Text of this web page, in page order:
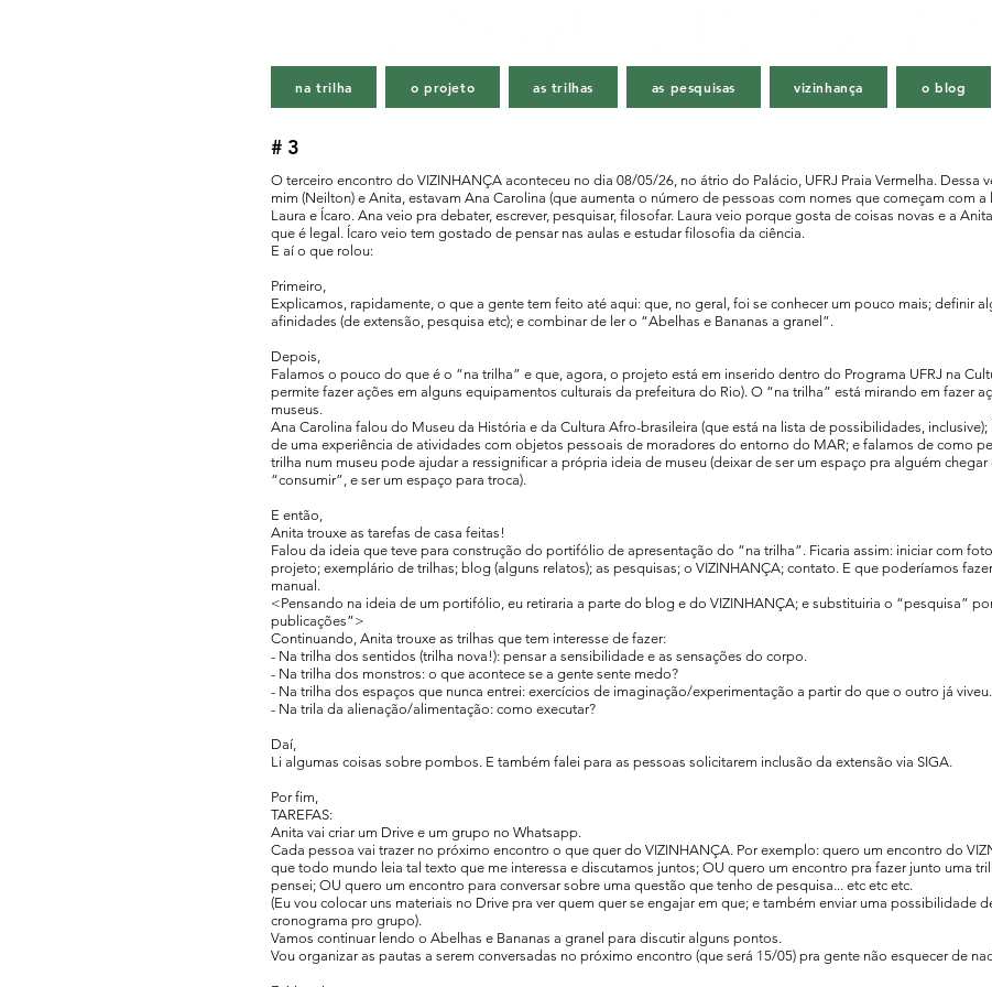
na trilha o projeto as trilhas as pesquisas vizinhança o blog
#3
O terceiro encontro do VIZINHANÇA aconteceu no dia 08/05/26, no átrio do Palácio, UFRJ Praia Vermelha. Dessa
mim (Neilton) e Anita, estavam Ana Carolina (que aumenta o número de pessoas com nomes que começam com a
Laura e Ícaro. Ana veio pra debater, escrever, pesquisar, filosofar. Laura veio porque gosta de coisas novas e a
que é legal. Ícaro veio tem gostado de pensar nas aulas e estudar filosofia da ciência.
E aí o que rolou:
Primeiro,
Explicamos, rapidamente, o que a gente tem feito até aqui: que, no geral, foi se conhecer um pouco mais; definir
afinidades (de extensão, pesquisa etc); e combinar de ler o “Abelhas e Bananas a granel”.
Depois,
Falamos o pouco do que é o “na trilha” e que, agora, o projeto está em inserido dentro do Programa UFRJ na
permite fazer ações em alguns equipamentos culturais da prefeitura do Rio). O “na trilha” está mirando em fazer
museus.
Ana Carolina falou do Museu da História e da Cultura Afro-brasileira (que está na lista de possibilidades, inclusive);
de uma experiência de atividades com objetos pessoais de moradores do entorno do MAR; e falamos de como
trilha num museu pode ajudar a ressignificar a própria ideia de museu (deixar de ser um espaço pra alguém chegar
“consumir”, e ser um espaço para troca).
E então,
Anita trouxe as tarefas de casa feitas!
Falou da ideia que teve para construção do portifólio de apresentação do “na trilha”. Ficaria assim: iniciar com
projeto; exemplário de trilhas; blog (alguns relatos); as pesquisas; o VIZINHANÇA; contato. E que poderíamos
manual.
<Pensando na ideia de um portifólio, eu retiraria a parte do blog e do VIZINHANÇA; e substituiria o “pesquisa”
publicações”>
Continuando, Anita trouxe as trilhas que tem interesse de fazer:
- Na trilha dos sentidos (trilha nova!): pensar a sensibilidade e as sensações do corpo.
- Na trilha dos monstros: o que acontece se a gente sente medo?
- Na trilha dos espaços que nunca entrei: exercícios de imaginação/experimentação a partir do que o outro já viveu.
- Na trila da alienação/alimentação: como executar?
Daí,
Li algumas coisas sobre pombos. E também falei para as pessoas solicitarem inclusão da extensão via SIGA.
Por fim,
TAREFAS:
Anita vai criar um Drive e um grupo no Whatsapp.
Cada pessoa vai trazer no próximo encontro o que quer do VIZINHANÇA. Por exemplo: quero um encontro do
que todo mundo leia tal texto que me interessa e discutamos juntos; OU quero um encontro pra fazer junto uma
pensei; OU quero um encontro para conversar sobre uma questão que tenho de pesquisa... etc etc etc.
(Eu vou colocar uns materiais no Drive pra ver quem quer se engajar em que; e também enviar uma possibilidade
cronograma pro grupo).
Vamos continuar lendo o Abelhas e Bananas a granel para discutir alguns pontos.
Vou organizar as pautas a serem conversadas no próximo encontro (que será 15/05) pra gente não esquecer de